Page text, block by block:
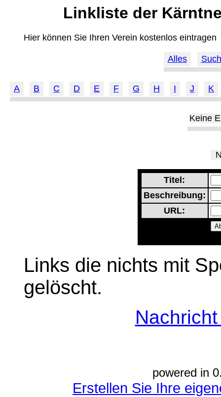
Linkliste der
Hier können Sie Ihren Verein kostenlos eintragen
Alles
A B C D E F G H I J K
Keine
Titel:
Beschreibung:
URL:
Links die nichts mit
gelöscht.
powered in
Erstellen Sie Ihre